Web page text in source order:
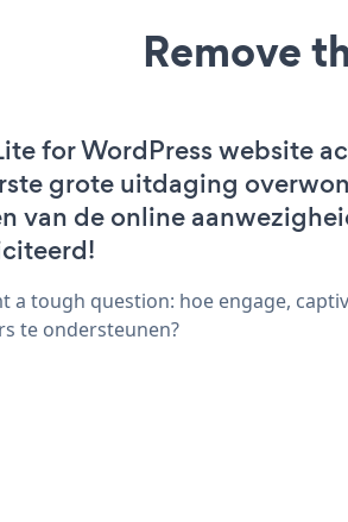
Remove
for WordPress website
grote uitdaging
van de online
a tough question: hoe engage,
te ondersteunen?